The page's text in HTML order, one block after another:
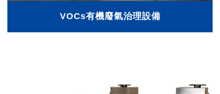
VOCs有機廢氣治理設備